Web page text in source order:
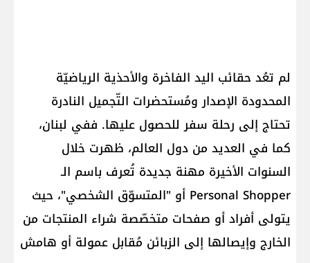
لم تعُد حقائب اليد الفاخرة والأحذية الرياضيّة
المحدودة الإصدار ومُستحضرات التّجميل النادرة
تحتاج إلى رحلة سفر للحصول عليها. ففي لبنان،
كما في العديد من دول العالم، ظهرت خلال
السنوات الأخيرة مهنة جديدة تُعرف باسم الـ
Personal Shopper أو "المتسوّق الشخصي"، حيث
يتولى أفراد أو صفحات متخصّصة شراء المنتجات من
الخارج وإيصالها إلى الزبائن مُقابل عمولة أو هامش